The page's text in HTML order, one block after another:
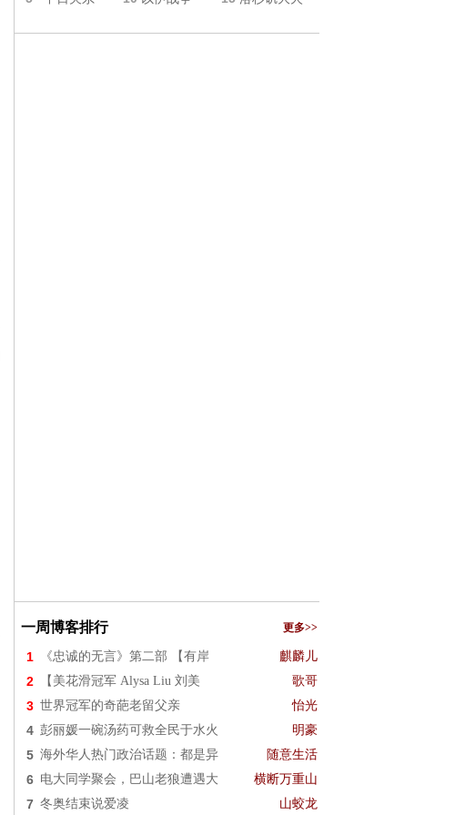
一周博客排行 更多>>
1 《忠诚的无言》第二部 【有岸 麒麟儿
2 【美花滑冠军 Alysa Liu 刘美 歌哥
3 世界冠军的奇葩老留父亲 怡光
4 彭丽媛一碗汤药可救全民于水火 明豪
5 海外华人热门政治话题：都是异 随意生活
6 电大同学聚会，巴山老狼遭遇大 横断万重山
7 冬奥结束说爱凌 山蛟龙